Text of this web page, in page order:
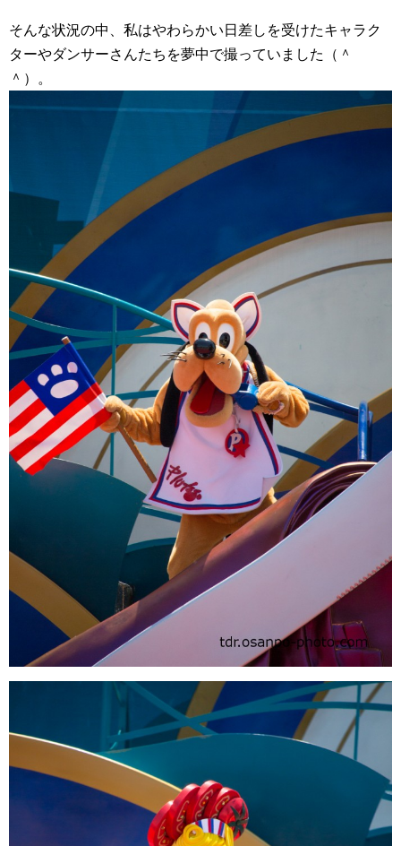
そんな状況の中、私はやわらかい日差しを受けたキャラク
ターやダンサーさんたちを夢中で撮っていました（＾
＾）。